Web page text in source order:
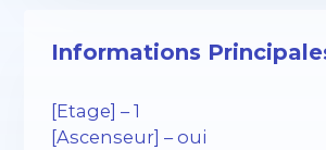
Informations
[Etage] – 1
[Ascenseur] – oui